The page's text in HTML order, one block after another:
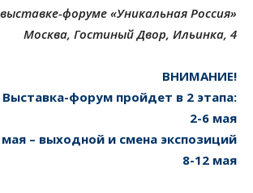
выставке-форуме «Уникальная Россия»
Москва, Гостиный Двор, Ильинка, 4
ВНИМАНИЕ!
Выставка-форум пройдет в 2 этапа:
2-6 мая
мая – выходной и смена экспозиций
8-12 мая